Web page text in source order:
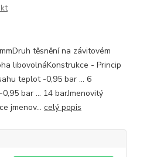
těsnění na závitovém
libovolnáKonstrukce - Princip
teplot -0,95 bar ... 6
bar ... 14 barJmenovitý
jmenov... celý popis